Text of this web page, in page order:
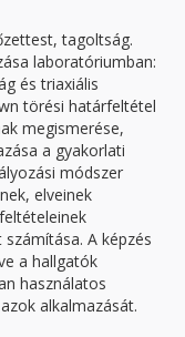
tagoltság.
laboratóriumban:
és triaxiális
törési határfeltétel
megismerése,
a gyakorlati
módszer
elveinek
A képzés
a hallgatók
használatos
alkalmazását.